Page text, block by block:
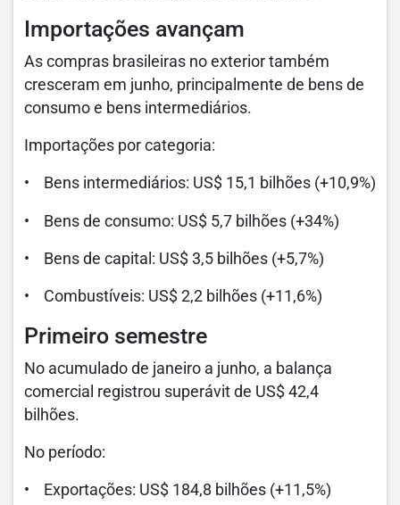
Importações avançam
As compras brasileiras no exterior também
cresceram em junho, principalmente de bens de
consumo e bens intermediários.
Importações por categoria:
• Bens intermediários: US$ 15,1 bilhões (+10,9%)
• Bens de consumo: US$ 5,7 bilhões (+34%)
• Bens de capital: US$ 3,5 bilhões (+5,7%)
• Combustíveis: US$ 2,2 bilhões (+11,6%)
Primeiro semestre
No acumulado de janeiro a junho, a balança
comercial registrou superávit de US$ 42,4
bilhões.
No período:
• Exportações: US$ 184,8 bilhões (+11,5%)